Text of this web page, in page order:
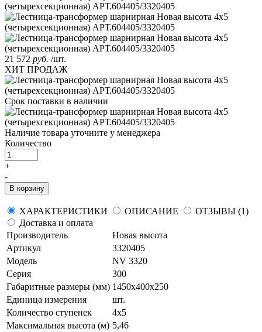
21 572 руб. /шт.
ХИТ ПРОДАЖ
Срок поставки в наличии
Наличие товара уточните у менеджера
Количество
+
-
В корзину
ХАРАКТЕРИСТИКИ ОПИСАНИЕ
ОТЗЫВЫ (1)
Доставка и оплата
Производитель
Новая высота
Артикул
3320405
Модель
NV 3320
Серия
300
Габаритные размеры (мм) 1450х400х250
Единица измерения
шт.
Количество ступенек
4х5
Максимальная высота (м) 5,46